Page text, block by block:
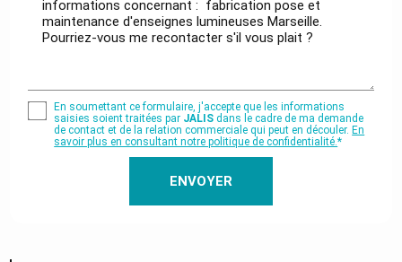
En soumettant ce formulaire, j'accepte que les informations
saisies soient traitées par JALIS dans le cadre de ma demande
de contact et de la relation commerciale qui peut en découler. En
savoir plus en consultant notre politique de confidentialité.*